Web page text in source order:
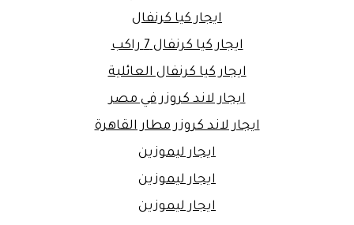
ايجار كيا كرنفال
ايجار كيا كرنفال 7 راكب
ايجار كيا كرنفال العائلية
ايجار لاند كروزر في مصر
ايجار لاند كروزر مطار القاهرة
ايجار ليموزين
ايجار ليموزين
ايجار ليموزين